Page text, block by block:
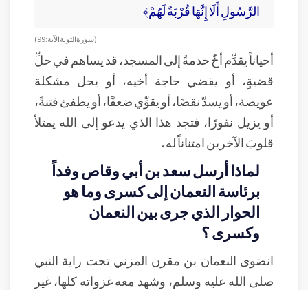
الرَّسُولِ أَلَا إِنَّهَا قُرْبَةٌ لَهُمْ﴾
( سورة التوبة الآية: 99)
أحياناً يقدِّم أخٌ خدمةً إلى المسجد، قد يساهم في حلِّ
قضيةٍ، أو يقضي حاجة أخيه، أو يحل مشكلة
عويصة، أو يسدّ نقصًا، أو يقوِّي ضعفًا، أو يطفئ فتنةً،
أو يزيل نفورًا، فتجد هذا الذي يدعو إلى الله يمتلأ
قلوبَ الآخرين امتناناً له .
لماذا أرسل سعد بن أبي وقاص وفداً
برئاسة النعمان إلى كسرى وما هو
الحوار الذي جرى بين النعمان
وكسرى ؟
انضوى النعمان بن مقرن المزني تحت راية النبي
صلى الله عليه وسلم، وشهد معه غزواته كلها، غير